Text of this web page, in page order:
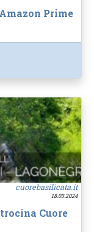
Prime
cuorebasilicata.it
18.03.2024
Cuore